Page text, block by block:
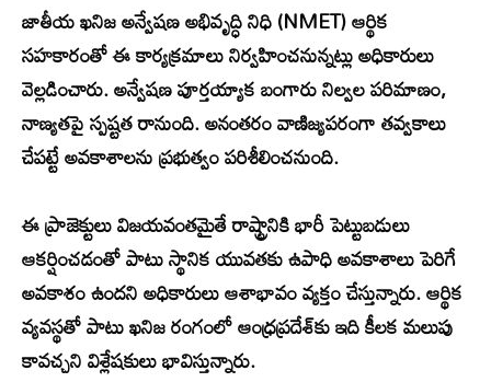
జాతీయ ఖనిజ అన్వేషణ అభివృద్ధి నిధి (NMET) ఆర్థిక
సహకారంతో ఈ కార్యక్రమాలు నిర్వహించనున్నట్లు అధికారులు
వెల్లడించారు. అన్వేషణ పూర్తయ్యాక బంగారు నిల్వల పరిమాణం,
నాణ్యతపై స్పష్టత రానుంది. అనంతరం వాణిజ్యపరంగా తవ్వకాలు
చేపట్టే అవకాశాలను ప్రభుత్వం పరిశీలించనుంది.
ఈ ప్రాజెక్టులు విజయవంతమైతే రాష్ట్రానికి భారీ పెట్టుబడులు
ఆకర్షించడంతో పాటు స్థానిక యువతకు ఉపాధి అవకాశాలు పెరిగే
అవకాశం ఉందని అధికారులు ఆశాభావం వ్యక్తం చేస్తున్నారు. ఆర్థిక
వ్యవస్థతో పాటు ఖనిజ రంగంలో ఆంధ్రప్రదేశ్‌కు ఇది కీలక మలుపు
కావచ్చని విశ్లేషకులు భావిస్తున్నారు.